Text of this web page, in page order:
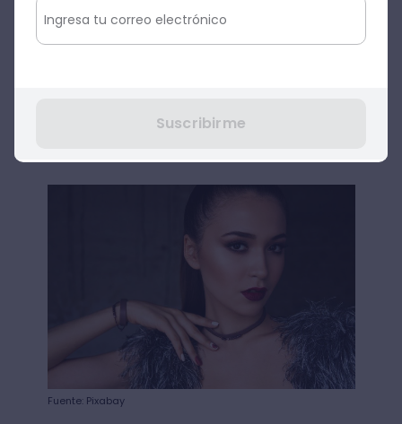
realices.
esto, te ayudará aahorrar tiempo
Fuente: Pixabay
Suscribirme